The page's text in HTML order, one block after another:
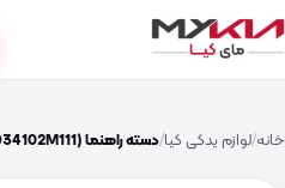
خانه لوازم یدکی کیا دسته راهنما (934102M111)